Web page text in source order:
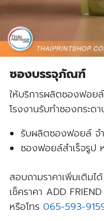
ซองบรรจุภัณฑ์
ให้บริการผลิตซองฟอย
โรงงานรับทำซองกระด
รับผลิตซองฟอยล์ จ
ซองฟอยล์สำเร็จรูป
สอบถามราคาเพิ่มเติมไ
เช็คราคา ADD
หรือโทร 065-593-